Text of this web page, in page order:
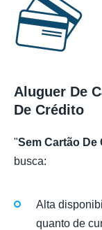
Aluguer De
De Crédito
"Sem Cartão De
busca:
Alta
quanto de